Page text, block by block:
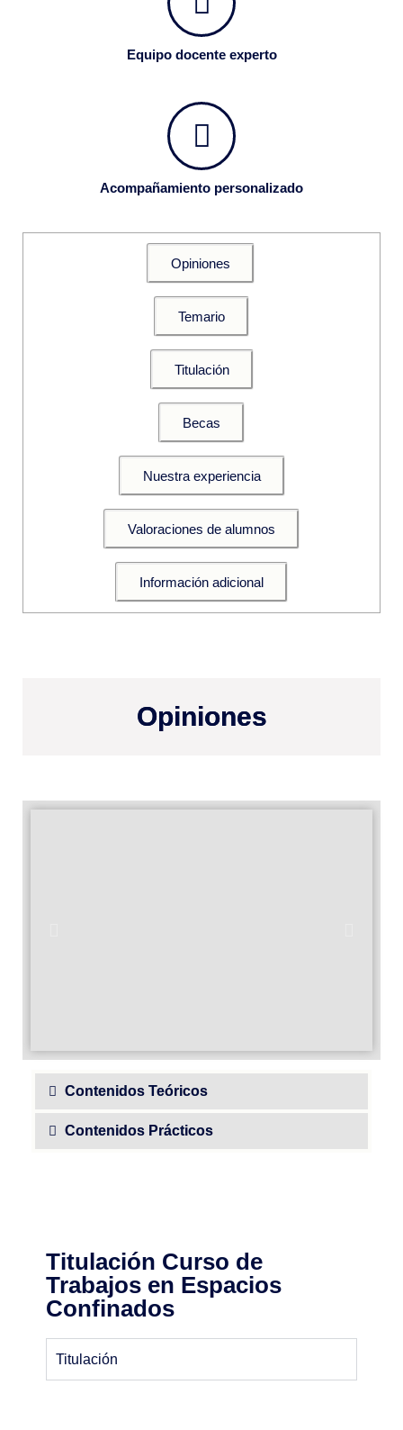
Equipo docente experto
Acompañamiento personalizado
Opiniones
Temario
Titulación
Becas
Nuestra experiencia
Valoraciones de alumnos
Información adicional
Opiniones
Contenidos Teóricos
Contenidos Prácticos
Titulación Curso de
Trabajos en Espacios
Confinados
Titulación